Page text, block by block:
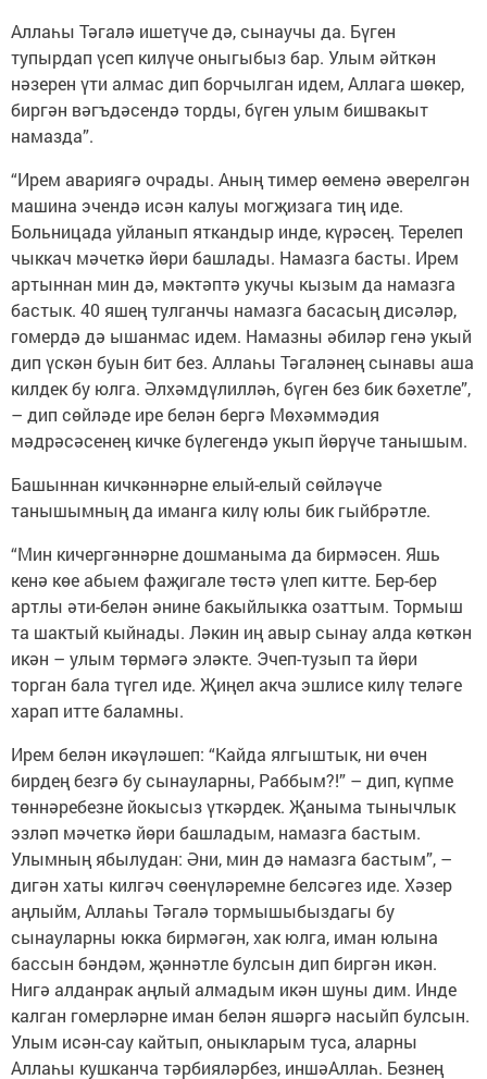
Аллаһы Тәгалә ишетүче дә, сынаучы да. Бүген
тупырдап үсеп килүче оныгыбыз бар. Улым әйткән
нәзерен үти алмас дип борчылган идем, Аллага шөкер,
биргән вәгъдәсендә торды, бүген улым бишвакыт
намазда”.
“Ирем авариягә очрады. Аның тимер өеменә әверелгән
машина эчендә исән калуы могҗизага тиң иде.
Больницада уйланып яткандыр инде, күрәсең. Терелеп
чыккач мәчеткә йөри башлады. Намазга басты. Ирем
артыннан мин дә, мәктәптә укучы кызым да намазга
бастык. 40 яшең тулганчы намазга басасың дисәләр,
гомердә дә ышанмас идем. Намазны әбиләр генә укый
дип үскән буын бит без. Аллаһы Тәгаләнең сынавы аша
килдек бу юлга. Әлхәмдүлилләһ, бүген без бик бәхетле”,
– дип сөйләде ире белән бергә Мөхәммәдия
мәдрәсәсенең кичке бүлегендә укып йөрүче танышым.
Башыннан кичкәннәрне елый-елый сөйләүче
танышымның да иманга килү юлы бик гыйбрәтле.
“Мин кичергәннәрне дошманыма да бирмәсен. Яшь
кенә көе абыем фаҗигале төстә үлеп китте. Бер-бер
артлы әти-белән әнине бакыйлыкка озаттым. Тормыш
та шактый кыйнады. Ләкин иң авыр сынау алда көткән
икән – улым төрмәгә эләкте. Эчеп-тузып та йөри
торган бала түгел иде. Җиңел акча эшлисе килү теләге
харап итте баламны.
Ирем белән икәүләшеп: “Кайда ялгыштык, ни өчен
бирдең безгә бу сынауларны, Раббым?!” – дип, күпме
төннәребезне йокысыз үткәрдек. Җаныма тынычлык
эзләп мәчеткә йөри башладым, намазга бастым.
Улымның ябылудан: Әни, мин дә намазга бастым”, –
дигән хаты килгәч сөенүләремне белсәгез иде. Хәзер
аңлыйм, Аллаһы Тәгалә тормышыбыздагы бу
сынауларны юкка бирмәгән, хак юлга, иман юлына
бассын бәндәм, җәннәтле булсын дип биргән икән.
Нигә алданрак аңлый алмадым икән шуны дим. Инде
калган гомерләрне иман белән яшәргә насыйп булсын.
Улым исән-сау кайтып, оныкларым туса, аларны
Аллаһы кушканча тәрбияләрбез, иншәАллаһ. Безнең